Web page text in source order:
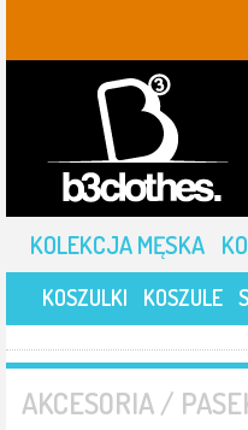
KOLEKCJA MĘSKA
KOSZULKI KOSZULE
AKCESORIA /